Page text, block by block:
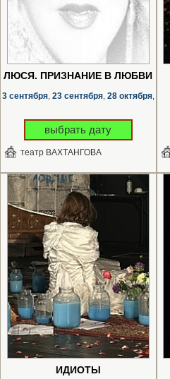
ЛЮСЯ. ПРИЗНАНИЕ В ЛЮБВИ
3 сентября, 23 сентября, 28 октября,
выбрать дату
театр ВАХТАНГОВА
ИДИОТЫ